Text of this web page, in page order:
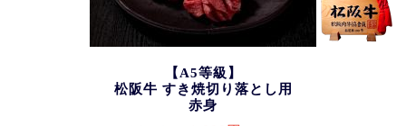
【A5等級】
松阪牛 すき焼切り落とし用
赤身